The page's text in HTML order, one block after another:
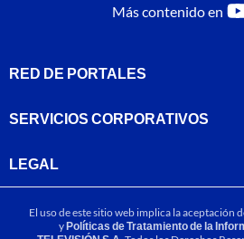
Más contenido en
RED DE PORTALES
SERVICIOS CORPORATIVOS
LEGAL
El uso de este sitio web implica la aceptación
yPolíticas de Tratamiento de la